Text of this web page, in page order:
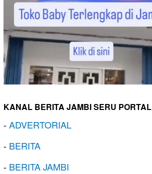
KANAL BERITA JAMBI SERU PORTAL
-ADVERTORIAL
- BERITA
- BERITA JAMBI